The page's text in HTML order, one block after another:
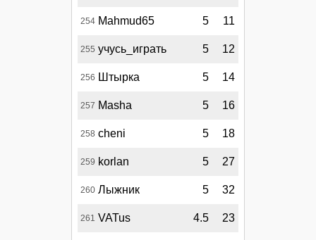
254 Mahmud65 5 11
255 учусь_играть 5 12
256 Штырка 5 14
257 Masha 5 16
258 cheni 5 18
259 korlan 5 27
260 Лыжник 5 32
261 VATus 4.5 23